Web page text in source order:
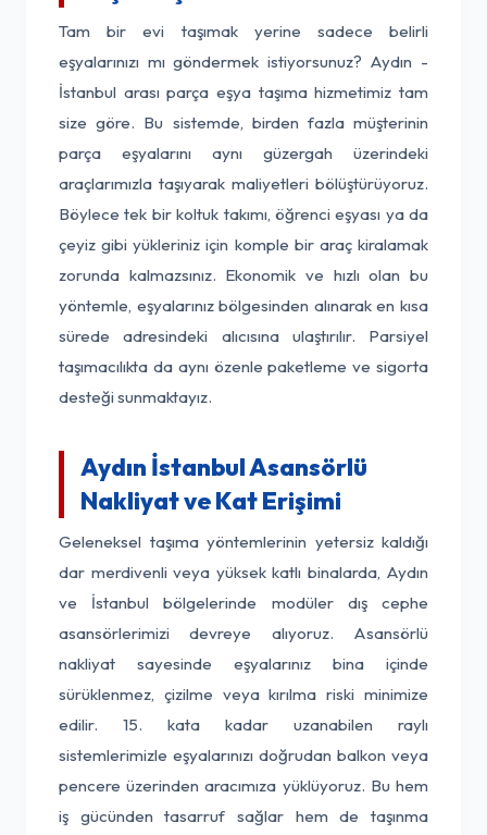
Tam bir evi taşımak yerine sadece belirli
eşyalarınızı mı göndermek istiyorsunuz? Aydın -
İstanbul arası parça eşya taşıma hizmetimiz tam
size göre. Bu sistemde, birden fazla müşterinin
parça eşyalarını aynı güzergah üzerindeki
araçlarımızla taşıyarak maliyetleri bölüştürüyoruz.
Böylece tek bir koltuk takımı, öğrenci eşyası ya da
çeyiz gibi yükleriniz için komple bir araç kiralamak
zorunda kalmazsınız. Ekonomik ve hızlı olan bu
yöntemle, eşyalarınız bölgesinden alınarak en kısa
sürede adresindeki alıcısına ulaştırılır. Parsiyel
taşımacılıkta da aynı özenle paketleme ve sigorta
desteği sunmaktayız.
Aydın İstanbul Asansörlü
Nakliyat ve Kat Erişimi
Geleneksel taşıma yöntemlerinin yetersiz kaldığı
dar merdivenli veya yüksek katlı binalarda, Aydın
ve İstanbul bölgelerinde modüler dış cephe
asansörlerimizi devreye alıyoruz. Asansörlü
nakliyat sayesinde eşyalarınız bina içinde
sürüklenmez, çizilme veya kırılma riski minimize
edilir. 15. kata kadar uzanabilen raylı
sistemlerimizle eşyalarınızı doğrudan balkon veya
pencere üzerinden aracımıza yüklüyoruz. Bu hem
iş gücünden tasarruf sağlar hem de taşınma